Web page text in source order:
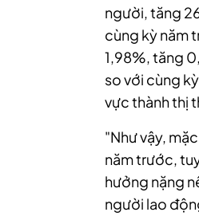
người, tăng
cùng kỳ năm
1,98%, tăng
so với cùng
vực thành thị
"Như vậy,
năm trước,
hưởng nặng
người lao